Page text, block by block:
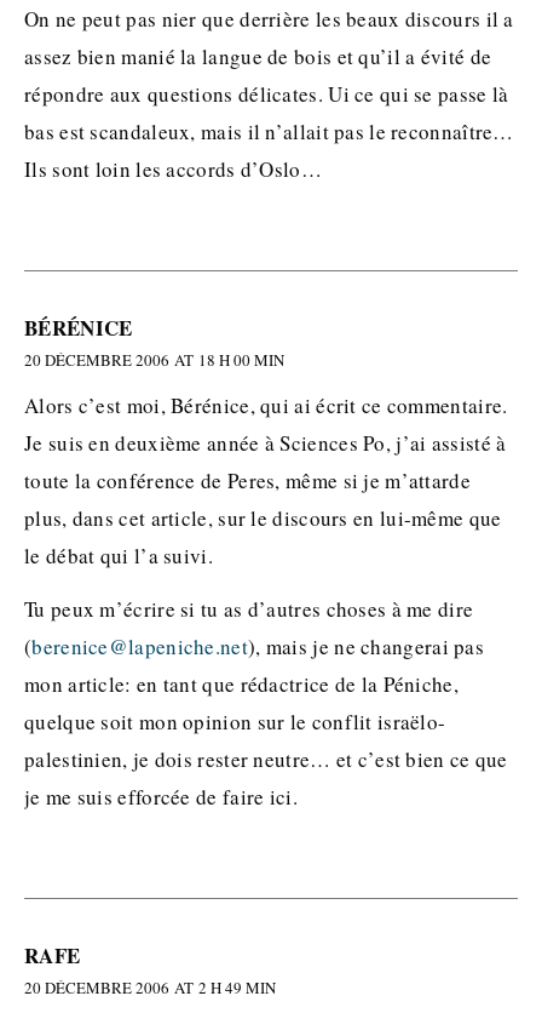
On ne peut pas nier que derrière les beaux discours il a
assez bien manié la langue de bois et qu’il a évité de
répondre aux questions délicates. Ui ce qui se passe là
bas est scandaleux, mais il n’allait pas le reconnaître…
Ils sont loin les accords d’Oslo…
BÉRÉNICE
20 DÉCEMBRE 2006 AT 18 H 00 MIN
Alors c’est moi, Bérénice, qui ai écrit ce commentaire.
Je suis en deuxième année à Sciences Po, j’ai assisté à
toute la conférence de Peres, même si je m’attarde
plus, dans cet article, sur le discours en lui-même que
le débat qui l’a suivi.
Tu peux m’écrire si tu as d’autres choses à me dire
(berenice@lapeniche.net), mais je ne changerai pas
mon article: en tant que rédactrice de la Péniche,
quelque soit mon opinion sur le conflit israëlo-
palestinien, je dois rester neutre… et c’est bien ce que
je me suis efforcée de faire ici.
RAFE
20 DÉCEMBRE 2006 AT 2 H 49 MIN